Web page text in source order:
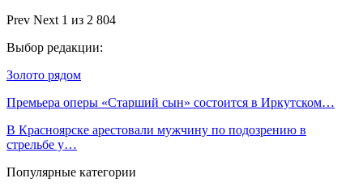
Prev Next 1 из 2 804
Выбор редакции:
Золото рядом
Премьера оперы «Старший сын» состоится в Иркутском…
В Красноярске арестовали мужчину по подозрению в
стрельбе у…
Популярные категории